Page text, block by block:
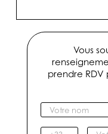
Vous
prendre RDV
V
o
t
I
V